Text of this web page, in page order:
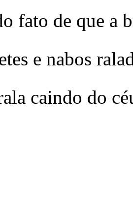
fato de que a
e nabos
caindo do